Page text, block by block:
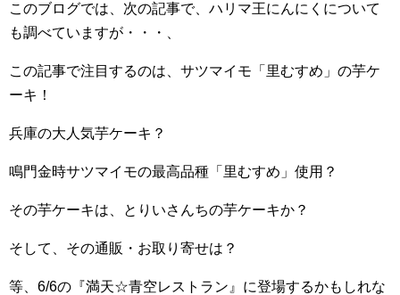
このブログでは、次の記事で、ハリマ王にんにくについて
も調べていますが・・・、
この記事で注目するのは、サツマイモ「里むすめ」の芋ケ
ーキ！
兵庫の大人気芋ケーキ？
鳴門金時サツマイモの最高品種「里むすめ」使用？
その芋ケーキは、とりいさんちの芋ケーキか？
そして、その通販・お取り寄せは？
等、6/6の『満天☆青空レストラン』に登場するかもしれな